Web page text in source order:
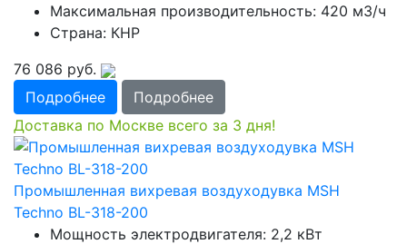
Максимальная производительность: 420 м3/ч
Страна: КНР
76 086 руб.
Подробнее
Подробнее
Доставка по Москве всего за 3 дня!
Промышленная вихревая воздуходувка MSH
Techno BL-318-200
Мощность электродвигателя: 2,2 кВт